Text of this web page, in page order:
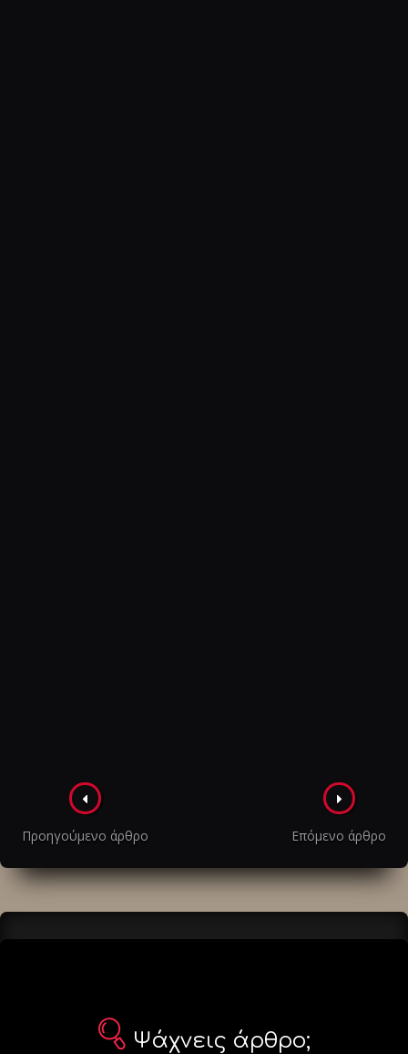
Πλοήγηση
στα
άρθρα
Προηγούμενο άρθρο Επόμενο άρθρο
Ψάχνεις άρθρο;